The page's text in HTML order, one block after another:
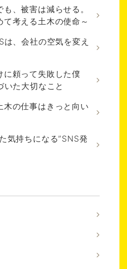
、被害は減らせる。
て考える土木の使命～
、会社の空気を変え
に頼って失敗した僕
いた大切なこと
木の仕事はきっと向い
気持ちになる”SNS発